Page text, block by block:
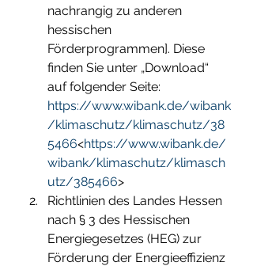
nachrangig zu anderen
hessischen
Förderprogrammen]. Diese
finden Sie unter „Download“
auf folgender Seite:
https://www.wibank.de/wibank
/klimaschutz/klimaschutz/38
5466<https://www.wibank.de/
wibank/klimaschutz/klimasch
utz/385466>
Richtlinien des Landes Hessen
nach § 3 des Hessischen
Energiegesetzes (HEG) zur
Förderung der Energieeffizienz